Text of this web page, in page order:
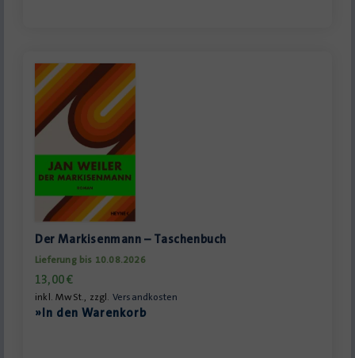
Der Markisenmann – Taschenbuch
Lieferung bis 10.08.2026
13,00€
inkl. MwSt., zzgl. Versandkosten
»In den Warenkorb